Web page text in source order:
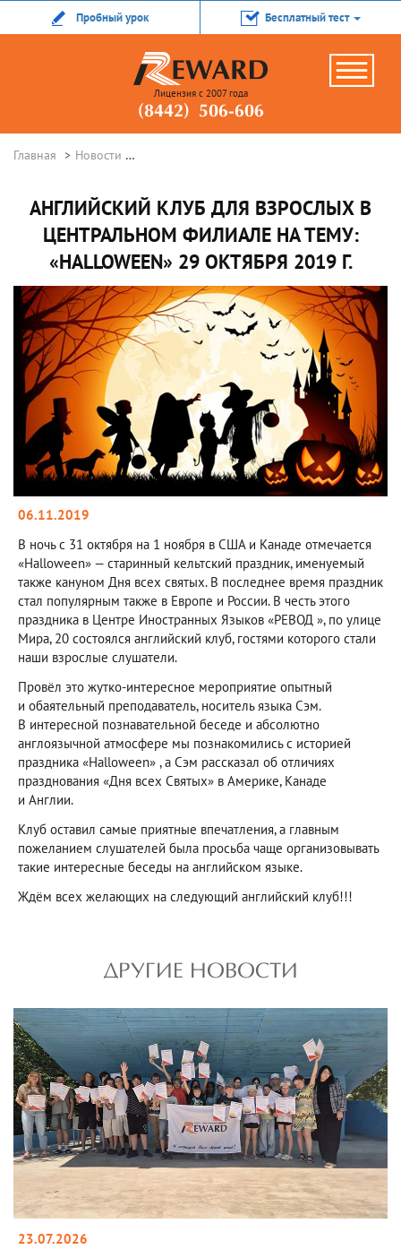
Пробный урок Бесплатный тест
Лицензия с 2007 года
(8442) 506-606
Главная Новости
АНГЛИЙСКИЙ КЛУБ ДЛЯ ВЗРОСЛЫХ В
ЦЕНТРАЛЬНОМ ФИЛИАЛЕ НА ТЕМУ:
«HALLOWEEN» 29 ОКТЯБРЯ 2019 Г.
06.11.2019
В ночь с 31 октября на 1 ноября в США и Канаде отмечается
«Halloween» — старинный кельтский праздник, именуемый
также кануном Дня всех святых. В последнее время праздник
стал популярным также в Европе и России. В честь этого
праздника в Центре Иностранных Языков «РЕВОД », по улице
Мира, 20 состоялся английский клуб, гостями которого стали
наши взрослые слушатели.
Провёл это жутко-интересное мероприятие опытный
и обаятельный преподаватель, носитель языка Сэм.
В интересной познавательной беседе и абсолютно
англоязычной атмосфере мы познакомились с историей
праздника «Halloween» , а Сэм рассказал об отличиях
празднования «Дня всех Святых» в Америке, Канаде
и Англии.
Клуб оставил самые приятные впечатления, а главным
пожеланием слушателей была просьба чаще организовывать
такие интересные беседы на английском языке.
Ждём всех желающих на следующий английский клуб!!!
ДРУГИЕ НОВОСТИ
23.07.2026